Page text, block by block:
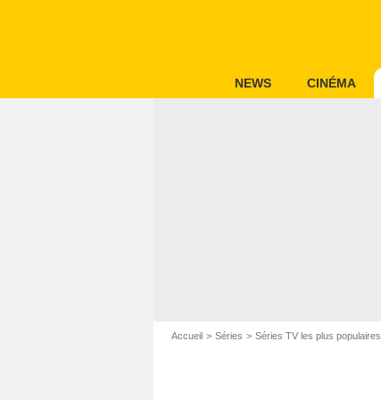
NEWS CINÉMA
Accueil Séries Séries TV les plus populaires